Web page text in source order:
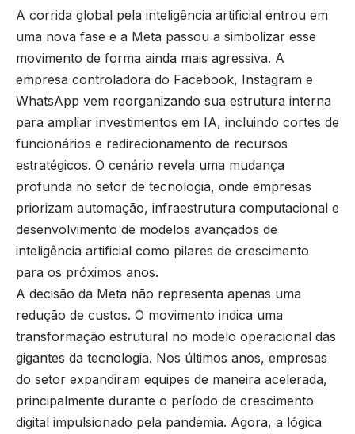
A corrida global pela inteligência artificial entrou em
uma nova fase e a Meta passou a simbolizar esse
movimento de forma ainda mais agressiva. A
empresa controladora do Facebook, Instagram e
WhatsApp vem reorganizando sua estrutura interna
para ampliar investimentos em IA, incluindo cortes de
funcionários e redirecionamento de recursos
estratégicos. O cenário revela uma mudança
profunda no setor de tecnologia, onde empresas
priorizam automação, infraestrutura computacional e
desenvolvimento de modelos avançados de
inteligência artificial como pilares de crescimento
para os próximos anos.
A decisão da Meta não representa apenas uma
redução de custos. O movimento indica uma
transformação estrutural no modelo operacional das
gigantes da tecnologia. Nos últimos anos, empresas
do setor expandiram equipes de maneira acelerada,
principalmente durante o período de crescimento
digital impulsionado pela pandemia. Agora, a lógica